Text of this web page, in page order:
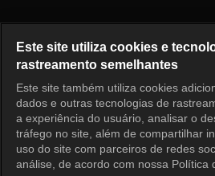
Entrar
Este site utiliza cookies e
rastreamento semelhantes
Este site também utiliza cookies
dados e outras tecnologias de
a experiência do usuário, analisar o
tráfego no site, além de compartilhar
uso do site com parceiros de redes
análise, de acordo com nossa Política